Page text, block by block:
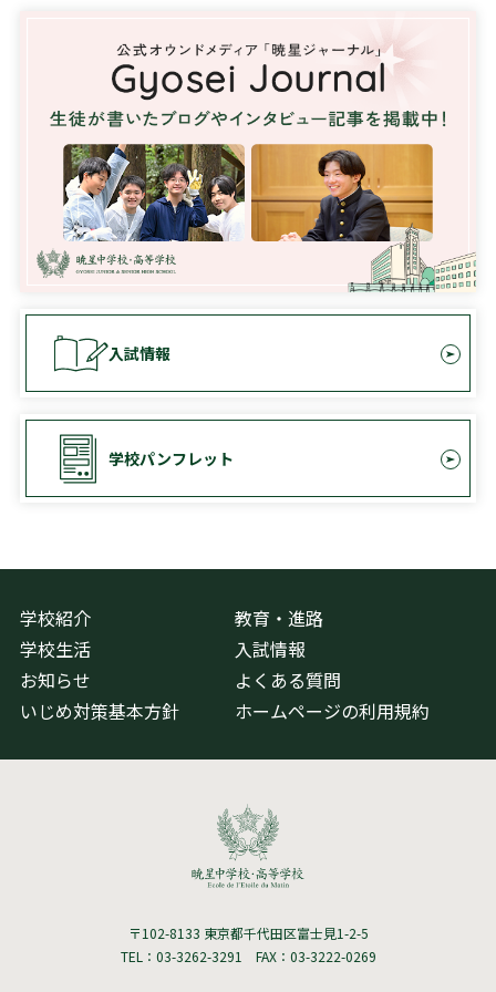
入試情報
学校パンフレット
学校紹介
教育・進路
学校生活
入試情報
お知らせ
よくある質問
いじめ対策基本方針
ホームページの利用規約
〒102-8133 東京都千代田区富士見1-2-5
TEL：03-3262-3291 FAX：03-3222-0269